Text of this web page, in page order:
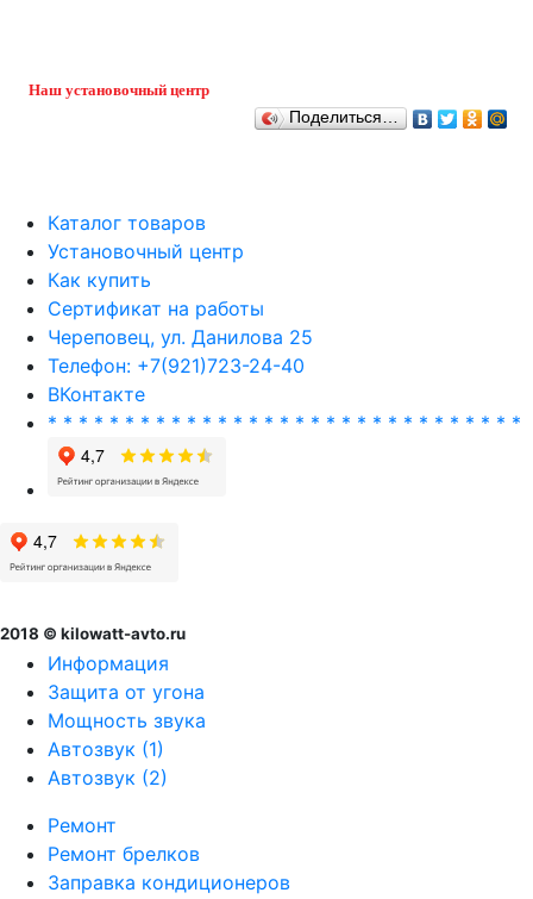
Наш установочный центр
Поделиться…
Каталог товаров
Установочный центр
Как купить
Сертификат на работы
Череповец, ул. Данилова 25
Телефон: +7(921)723-24-40
ВКонтакте
* * * * * * * * * * * * * * * * * * * * * * * * * * * * * * *
2018 © kilowatt-avto.ru
Информация
Защита от угона
Мощность звука
Автозвук (1)
Автозвук (2)
Ремонт
Ремонт брелков
Заправка кондиционеров